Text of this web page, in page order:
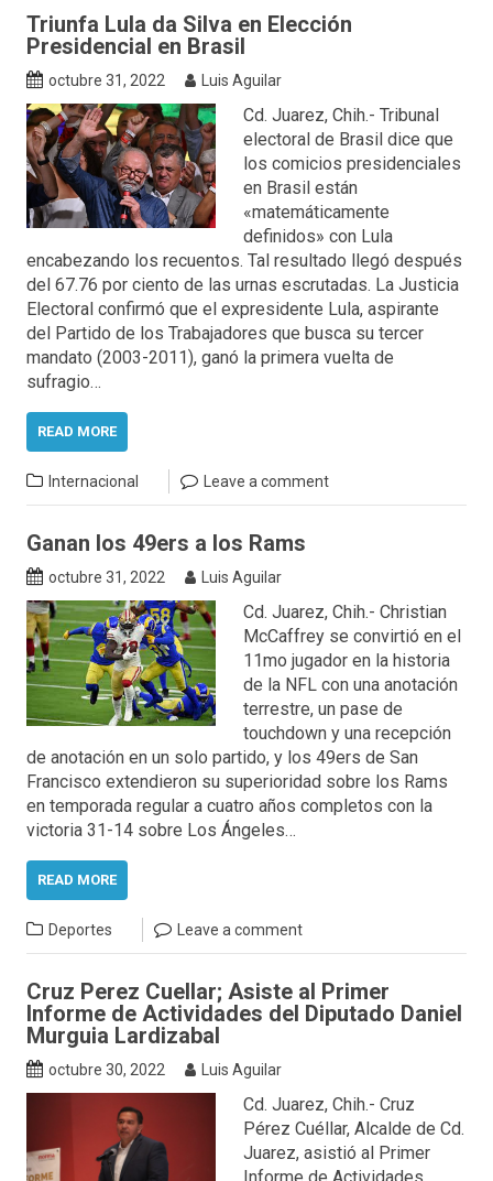
Triunfa Lula da Silva en Elección
Presidencial en Brasil
octubre 31, 2022 Luis Aguilar
Cd. Juarez, Chih.- Tribunal
electoral de Brasil dice que
los comicios presidenciales
en Brasil están
«matemáticamente
definidos» con Lula
encabezando los recuentos. Tal resultado llegó después
del 67.76 por ciento de las urnas escrutadas. La Justicia
Electoral confirmó que el expresidente Lula, aspirante
del Partido de los Trabajadores que busca su tercer
mandato (2003-2011), ganó la primera vuelta de
sufragio…
READ MORE
Internacional Leave a comment
Ganan los 49ers a los Rams
octubre 31, 2022 Luis Aguilar
Cd. Juarez, Chih.- Christian
McCaffrey se convirtió en el
11mo jugador en la historia
de la NFL con una anotación
terrestre, un pase de
touchdown y una recepción
de anotación en un solo partido, y los 49ers de San
Francisco extendieron su superioridad sobre los Rams
en temporada regular a cuatro años completos con la
victoria 31-14 sobre Los Ángeles…
READ MORE
Deportes Leave a comment
Cruz Perez Cuellar; Asiste al Primer
Informe de Actividades del Diputado Daniel
Murguia Lardizabal
octubre 30, 2022 Luis Aguilar
Cd. Juarez, Chih.- Cruz
Pérez Cuéllar, Alcalde de Cd.
Juarez, asistió al Primer